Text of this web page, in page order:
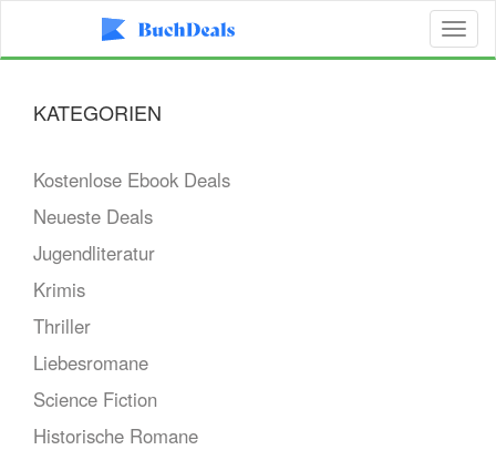
KATEGORIEN
Kostenlose Ebook Deals
Neueste Deals
Jugendliteratur
Krimis
Thriller
Liebesromane
Science Fiction
Historische Romane